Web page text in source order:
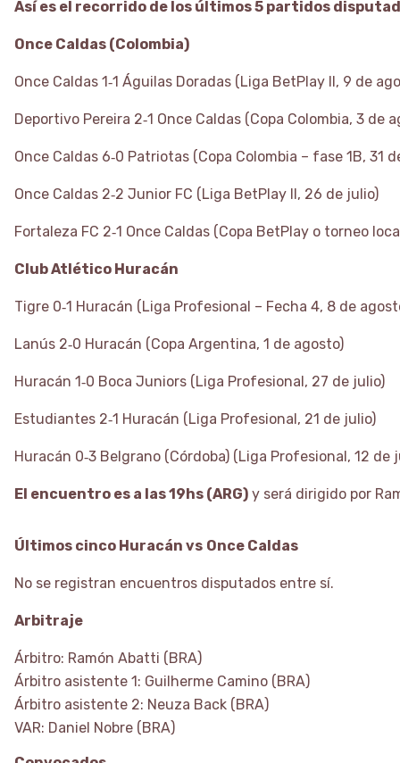
Así es el recorrido de los últimos 5 partidos
Once Caldas (Colombia)
Once Caldas 1‑1 Águilas Doradas (Liga BetPlay II, 9 de
Deportivo Pereira 2‑1 Once Caldas (Copa Colombia, 3 de
Once Caldas 6‑0 Patriotas (Copa Colombia – fase 1B, 31
Once Caldas 2‑2 Junior FC (Liga BetPlay II, 26 de julio)
Fortaleza FC 2‑1 Once Caldas (Copa BetPlay o torneo
Club Atlético Huracán
Tigre 0‑1 Huracán (Liga Profesional – Fecha 4, 8 de
Lanús 2‑0 Huracán (Copa Argentina, 1 de agosto)
Huracán 1‑0 Boca Juniors (Liga Profesional, 27 de julio)
Estudiantes 2‑1 Huracán (Liga Profesional, 21 de julio)
Huracán 0‑3 Belgrano (Córdoba) (Liga Profesional, 12 de
El encuentro es a las 19hs (ARG) y será dirigido por
Últimos cinco Huracán vs Once Caldas
No se registran encuentros disputados entre sí.
Arbitraje
Árbitro: Ramón Abatti (BRA)
Árbitro asistente 1: Guilherme Camino (BRA)
Árbitro asistente 2: Neuza Back (BRA)
VAR: Daniel Nobre (BRA)